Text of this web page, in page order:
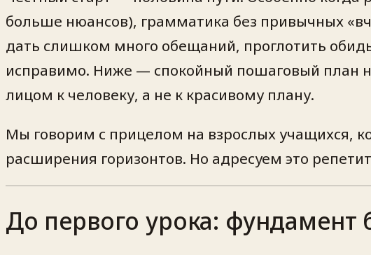
больше нюансов), грамматика без привычных
дать слишком много обещаний, проглотить
исправимо. Ниже — спокойный пошаговый план
лицом к человеку, а не к красивому плану.
Мы говорим с прицелом на взрослых учащихся,
расширения горизонтов. Но адресуем это
До первого урока: